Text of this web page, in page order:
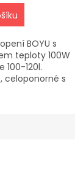
BOYU s
teploty 100W
100-120l.
celoponorné s